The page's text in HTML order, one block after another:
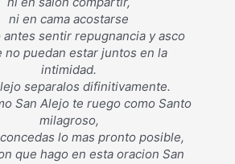
ni en cama acostarse
antes sentir repugnancia y asco
no puedan estar juntos en la
intimidad.
separalos difinitivamente.
San Alejo te ruego como Santo
milagroso,
lo mas pronto posible,
que hago en esta oracion San